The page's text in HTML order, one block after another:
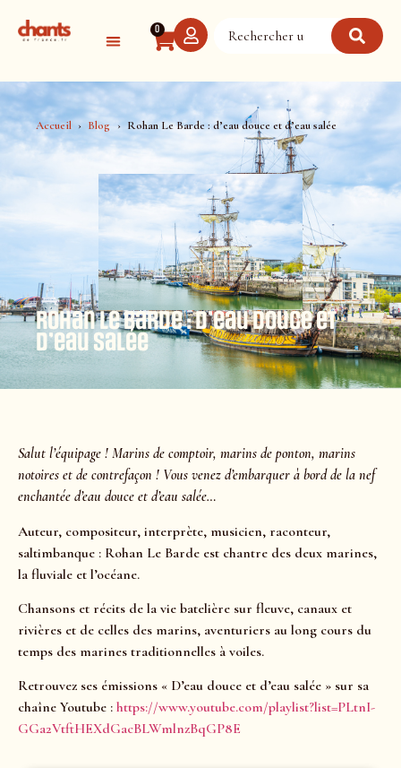
0
Accueil Blog Rohan Le Barde : d’eau douce et d’eau salée
Rohan Le Barde : d’eau douce et
d’eau salée
Salut l’équipage ! Marins de comptoir, marins de ponton, marins
notoires et de contrefaçon ! Vous venez d’embarquer à bord de la nef
enchantée d’eau douce et d’eau salée…
Auteur, compositeur, interprète, musicien, raconteur,
saltimbanque : Rohan Le Barde est chantre des deux marines,
la fluviale et l’océane.
Chansons et récits de la vie batelière sur fleuve, canaux et
rivières et de celles des marins, aventuriers au long cours du
temps des marines traditionnelles à voiles.
Retrouvez ses émissions « D’eau douce et d’eau salée » sur sa
chaîne Youtube : https://www.youtube.com/playlist?list=PLtnI-
GGa2VtftHEXdGacBLWmlnzBqGP8E